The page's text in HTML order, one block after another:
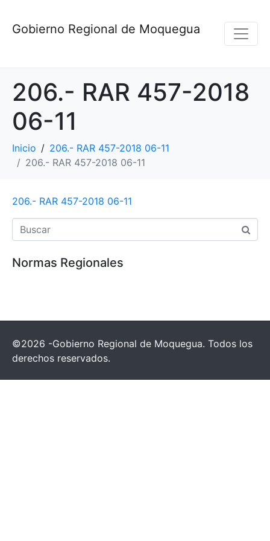
Gobierno Regional de Moquegua
206.- RAR 457-2018
06-11
Inicio
206.- RAR 457-2018 06-11
206.- RAR 457-2018 06-11
206.- RAR 457-2018 06-11
Normas Regionales
©2026 -Gobierno Regional de Moquegua. Todos los
derechos reservados.